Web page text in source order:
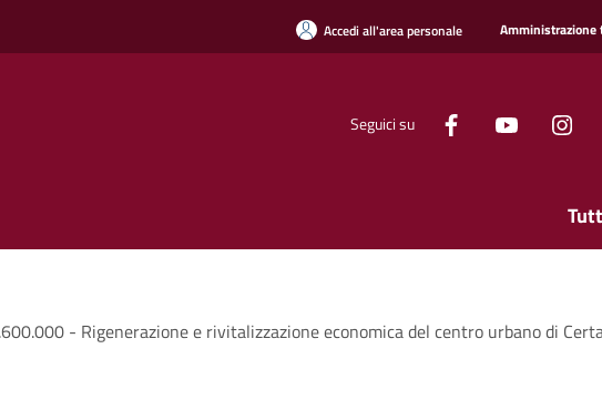
Accedi all'area personale Amministrazione
Seguici su
- Rigenerazione e rivitalizzazione economica del centro urbano di